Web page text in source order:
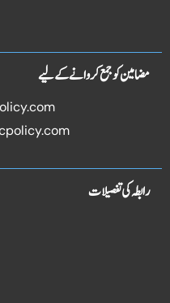
مضامین کو جمع کروانے کے لیے
رابطہ کی تفصیلات